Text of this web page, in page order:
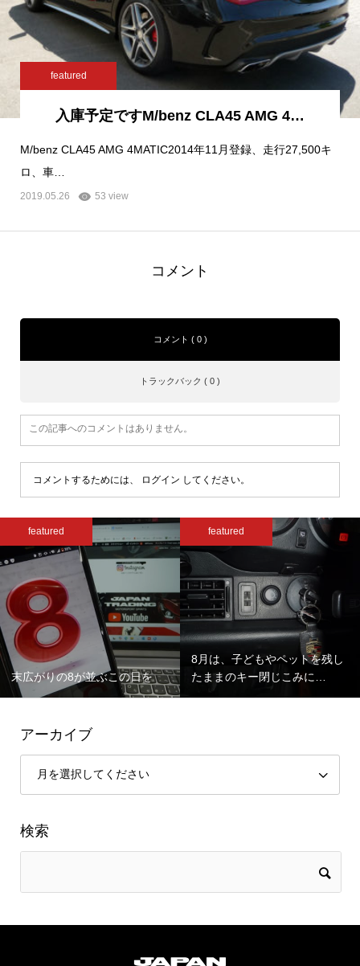
featured
入庫予定ですM/benz CLA45 AMG 4…
M/benz CLA45 AMG 4MATIC2014年11月登録、走行27,500キ
ロ、車…
2019.05.26 53 view
コメント
コメント ( 0 )
トラックバック ( 0 )
この記事へのコメントはありません。
コメントするためには、 ログイン してください。
featured
末広がりの8が並ぶこの日を
featured
8月は、子どもやペットを残し
たままのキー閉じこみに…
アーカイブ
検索